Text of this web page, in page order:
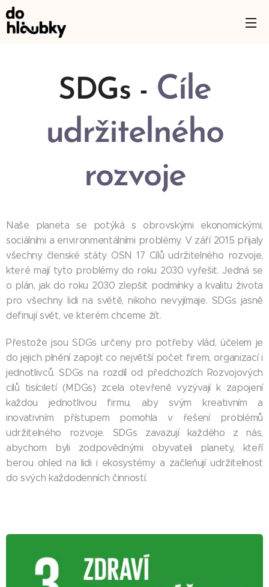
SDGs - Cíle
udržitelného
rozvoje
Naše planeta se potýká s obrovskými ekonomickými,
sociálními a environmentálními problémy. V září 2015 přijaly
všechny členské státy OSN 17 Cílů udržitelného rozvoje,
které mají tyto problémy do roku 2030 vyřešit. Jedná se
o plán, jak do roku 2030 zlepšit podmínky a kvalitu života
pro všechny lidi na světě, nikoho nevyjímaje. SDGs jasně
definují svět, ve kterém chceme žít.
Přestože jsou SDGs určeny pro potřeby vlád, účelem je
do jejich plnění zapojit co největší počet firem, organizací i
jednotlivců. SDGs na rozdíl od předchozích Rozvojových
cílů tisíciletí (MDGs) zcela otevřeně vyzývají k zapojení
každou jednotlivou firmu, aby svým kreativním a
inovativním přístupem pomohla v řešení problémů
udržitelného rozvoje. SDGs zavazují každého z nás,
abychom byli zodpovědnými obyvateli planety, kteří
berou ohled na lidi i ekosystémy a začleňují udržitelnost
do svých každodenních činností.